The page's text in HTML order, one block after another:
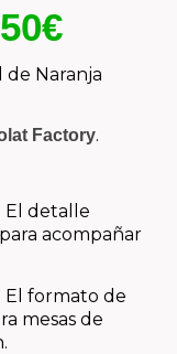
€
de Naranja
Factory.
El detalle
acompañar
El formato de
mesas de